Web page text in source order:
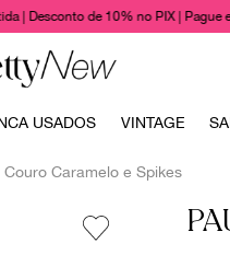
| Desconto de 10% no PIX | Pague
USADOS VINTAGE
Caramelo e Spikes